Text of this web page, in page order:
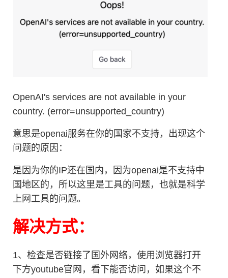
OpenAI's services are not available in your
country. (error=unsupported_country)
意思是openai服务在你的国家不支持，出现这个
问题的原因：
是因为你的IP还在国内，因为openai是不支持中
国地区的，所以这里是工具的问题，也就是科学
上网工具的问题。
解决方式：
1、检查是否链接了国外网络，使用浏览器打开
下方youtube官网，看下能否访问，如果这个不